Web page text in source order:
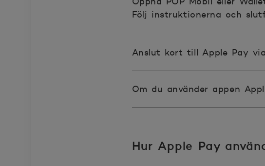
Följ instruktionerna och
Anslut kort till Apple Pay
Om du använder appen
Hur Apple Pay